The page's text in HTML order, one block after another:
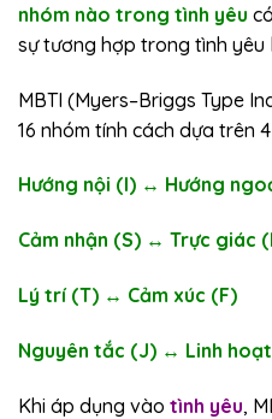
nhóm nào trong tình yêu
sự tương hợp trong tình yêu
MBTI (Myers–Briggs Type
16 nhóm tính cách dựa trên
Hướng nội (I) ↔ Hướng
Cảm nhận (S) ↔ Trực giác
Lý trí (T) ↔ Cảm xúc (F)
Nguyên tắc (J) ↔ Linh
Khi áp dụng vào tình yêu,